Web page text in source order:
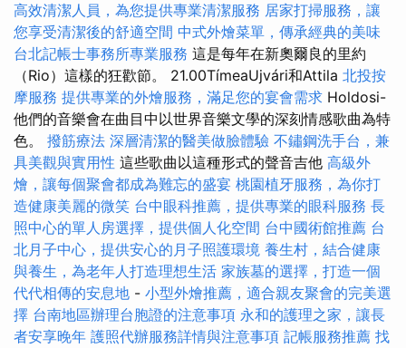
高效清潔人員，為您提供專業清潔服務 居家打掃服務，讓
您享受清潔後的舒適空間 中式外燴菜單，傳承經典的美味
台北記帳士事務所專業服務 這是每年在新奧爾良的里約
（Rio）這樣的狂歡節。 21.00TímeaUjvári和Attila 北投按
摩服務 提供專業的外燴服務，滿足您的宴會需求 Holdosi-
他們的音樂會在曲目中以世界音樂文學的深刻情感歌曲為特
色。 撥筋療法 深層清潔的醫美做臉體驗 不鏽鋼洗手台，兼
具美觀與實用性 這些歌曲以這種形式的聲音吉他 高級外
燴，讓每個聚會都成為難忘的盛宴 桃園植牙服務，為你打
造健康美麗的微笑 台中眼科推薦，提供專業的眼科服務 長
照中心的單人房選擇，提供個人化空間 台中國術館推薦 台
北月子中心，提供安心的月子照護環境 養生村，結合健康
與養生，為老年人打造理想生活 家族墓的選擇，打造一個
代代相傳的安息地 - 小型外燴推薦，適合親友聚會的完美選
擇 台南地區辦理台胞證的注意事項 永和的護理之家，讓長
者安享晚年 護照代辦服務詳情與注意事項 記帳服務推薦 找